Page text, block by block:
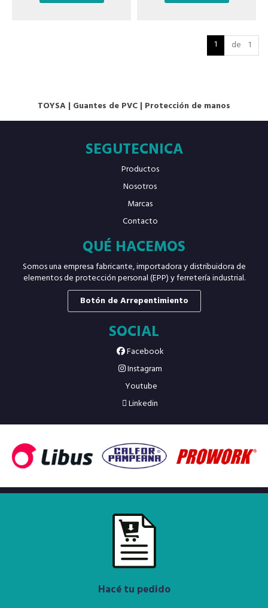
1 de 1
TOYSA | Guantes de PVC | Protección de manos
SEGUTECNICA
Productos
Nosotros
Marcas
Contacto
QUÉ HACEMOS
Somos una empresa fabricante, importadora y distribuidora de
elementos de protección personal (EPP) y ferretería industrial.
Botón de Arrepentimiento
SOCIAL
Facebook
Instagram
Youtube
Linkedin
Hacé tu pedido